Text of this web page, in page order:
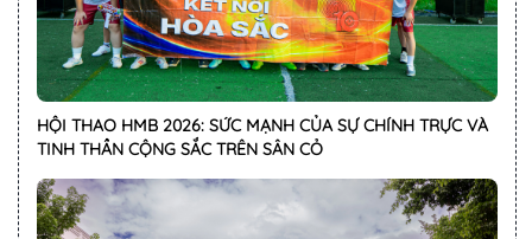
HỘI THAO HMB 2026: SỨC MẠNH CỦA SỰ CHÍNH TRỰC VÀ
TINH THẦN CỘNG SẮC TRÊN SÂN CỎ